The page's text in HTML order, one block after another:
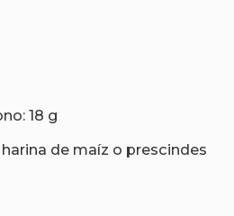
18 g
de maíz o prescindes